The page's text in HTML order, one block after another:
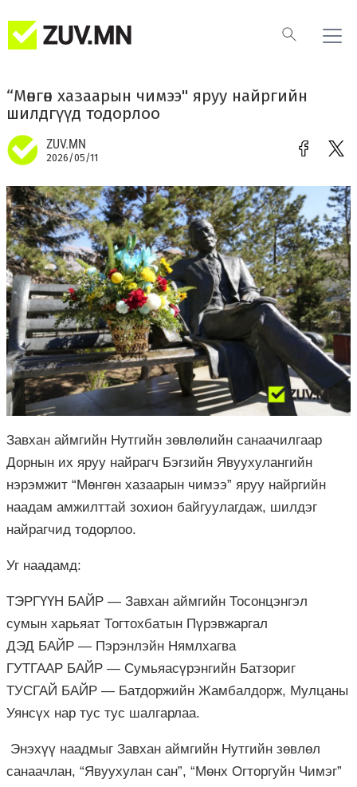
“Мөнгөн хазаарын чимээ" яруу найргийн
шилдгүүд тодорлоо
ZUV.MN
2026/05/11
Завхан аймгийн Нутгийн зөвлөлийн санаачилгаар
Дорнын их яруу найрагч Бэгзийн Явуухулангийн
нэрэмжит “Мөнгөн хазаарын чимээ” яруу найргийн
наадам амжилттай зохион байгуулагдаж, шилдэг
найрагчид тодорлоо.
Уг наадамд:
ТЭРГҮҮН БАЙР — Завхан аймгийн Тосонцэнгэл
сумын харьяат Тогтохбатын Пүрэвжаргал
ДЭД БАЙР — Пэрэнлэйн Нямлхагва
ГУТГААР БАЙР — Сумьяасүрэнгийн Батзориг
ТУСГАЙ БАЙР — Батдоржийн Жамбалдорж, Мулцаны
Уянсүх нар тус тус шалгарлаа.
Энэхүү наадмыг Завхан аймгийн Нутгийн зөвлөл
санаачлан, “Явуухулан сан”, “Мөнх Огторгуйн Чимэг”